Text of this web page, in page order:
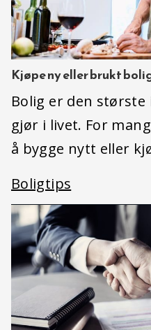
Kjøpe ny eller brukt
Bolig er den
gjør i livet. For
å bygge nytt eller
Boligtips